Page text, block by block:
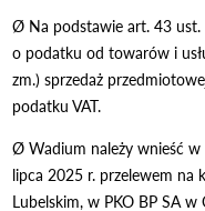
Ø Na podstawie art. 43
o podatku od towarów i
zm.) sprzedaż
podatku VAT.
Ø Wadium należy wnieść w
lipca 2025 r. przelewem na
Lubelskim, w PKO BP SA